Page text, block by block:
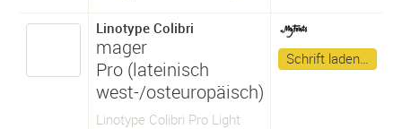
Linotype Colibri
mager
Pro (lateinisch
west-/osteuropäisch)
Linotype Colibri Pro Light
Schrift laden…